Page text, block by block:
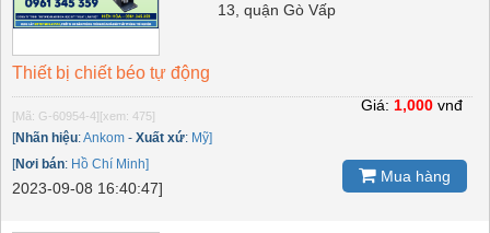
13, quận Gò Vấp
Thiết bị chiết béo tự động
[Mã: G-60954-4] [xem: 475]
[Nhãn hiệu:Ankom - Xuất xứ: Mỹ]
[Nơi bán: Hồ Chí Minh]
2023-09-08 16:40:47]
Giá: 1,000 vnđ
Mua hàng